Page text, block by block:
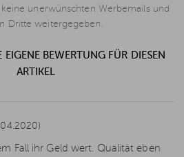
unerwünschten Werbemails und
Dritte weitergegeben.
EIGENE BEWERTUNG FÜR DIESEN
ARTIKEL
Fall ihr Geld wert. Qualität eben